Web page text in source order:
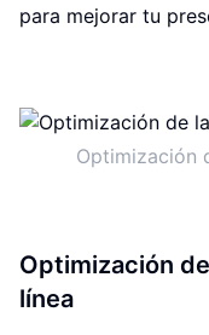
para mejorar tu
Optimización
Optimización
línea